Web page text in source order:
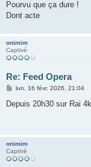
Pourvu que ça dure !
Dont acte
onimim
Captivé
Re: Feed Opera
M
s
s
lun. 16 févr. 2026, 21:04
Depuis 20h30 sur Rai
onimim
Captivé